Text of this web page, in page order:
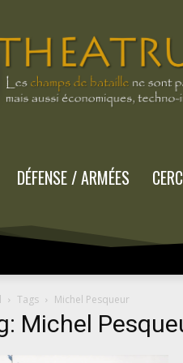
DÉFENSE / ARMÉES
Tags Michel Pesqueur
Michel